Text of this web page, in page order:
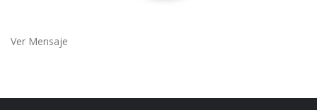
Ver Mensaje